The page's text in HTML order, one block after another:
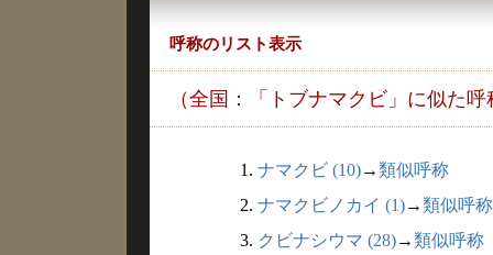
呼称のリスト表示
（全国：「トブナマクビ」に似た呼
1. ナマクビ (10)→類似呼称
2. ナマクビノカイ (1)→類似呼称
3. クビナシウマ (28)→類似呼称